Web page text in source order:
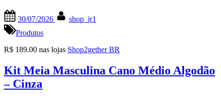
on
30/07/2026
shop_jr1
Produtos
R$ 189.00 nas lojas Shop2gether BR
Kit Meia Masculina Cano Médio Algodão
– Cinza